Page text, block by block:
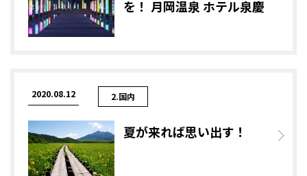
を！ 月岡温泉 ホテル泉慶
2020.08.12 2.国内
夏が来れば思い出す！